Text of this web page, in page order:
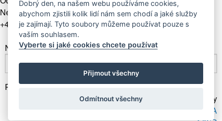
Nebo nás kontaktujte telefonicky
+421 907 281 123
Newsletter
Přihlásit odběr
Gallery Gwerk © Copyright 2017 - 2026 | Dizajn by
4MEMEDIA
Dobrý den, na našem webu používáme cookies,
abychom zjistili kolik lidí nám sem chodí a jaké služby
je zajímají. Tyto soubory můžeme používat pouze s
vaším souhlasem.
Vyberte si jaké cookies chcete používat
Přijmout všechny
Odmítnout všechny